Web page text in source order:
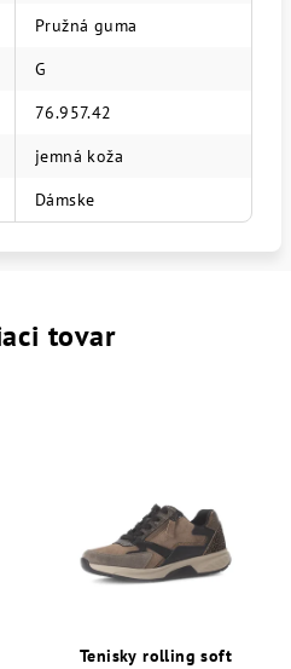
Pružná guma
G
76.957.42
jemná koža
Dámske
tovar
Tenisky rolling soft